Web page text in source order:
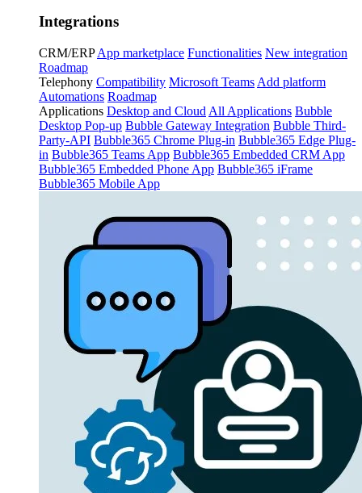
Integrations
CRM/ERP App marketplace Functionalities New integration
Roadmap
Telephony Compatibility Microsoft Teams Add platform
Automations Roadmap
Applications Desktop and Cloud All Applications Bubble
Desktop Pop-up Bubble Gateway Integration Bubble Third-
Party-API Bubble365 Chrome Plug-in Bubble365 Edge Plug-
in Bubble365 Teams App Bubble365 Embedded CRM App
Bubble365 Embedded Phone App Bubble365 iFrame
Bubble365 Mobile App